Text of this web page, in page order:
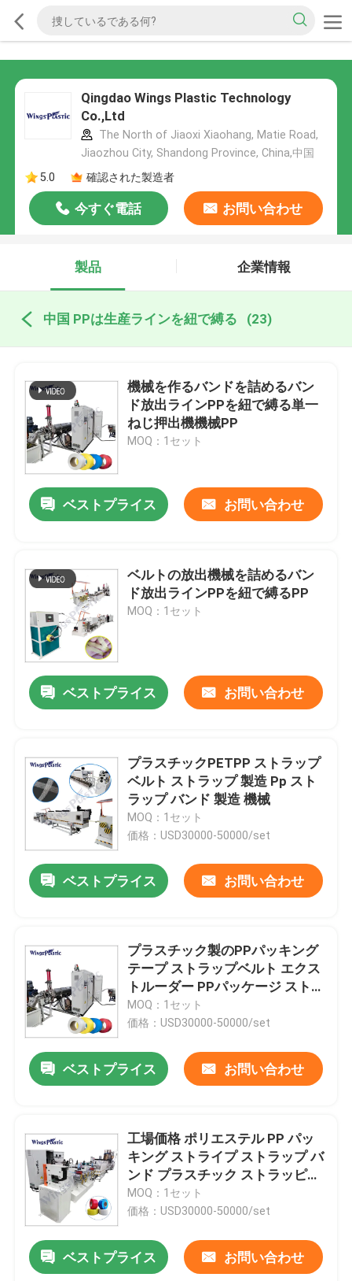
Qingdao Wings Plastic Technology
Co.,Ltd
The North of Jiaoxi Xiaohang, Matie Road,
Jiaozhou City, Shandong Province, China,中国
5.0
確認された製造者
今すぐ電話 お問い合わせ
製品 企業情報
中国 PPは生産ラインを紐で縛る (23)
機械を作るバンドを詰めるバン
ド放出ラインPPを紐で縛る単一
ねじ押出機機械PP
MOQ：1セット
ベストプライス お問い合わせ
ベルトの放出機械を詰めるバン
ド放出ラインPPを紐で縛るPP
MOQ：1セット
ベストプライス お問い合わせ
プラスチックPETPP ストラップ
ベルト ストラップ 製造 Pp スト
ラップ バンド 製造 機械
MOQ：1セット
価格：USD30000-50000/set
ベストプライス お問い合わせ
プラスチック製のPPパッキング
テープ ストラップベルト エクス
トルーダー PPパッケージ ストラ
ップバンド エクストルーション
ライン 完全自動
MOQ：1セット
価格：USD30000-50000/set
ベストプライス お問い合わせ
工場価格 ポリエステル PP パッ
キング ストライプ ストラップ バ
ンド プラスチック ストラッピン
グ ロール 製造 機械
MOQ：1セット
価格：USD30000-50000/set
ベストプライス お問い合わせ